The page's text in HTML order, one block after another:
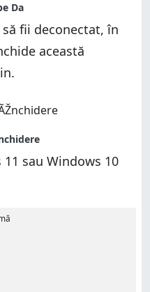
fii deconectat, în
această
sau Windows 10